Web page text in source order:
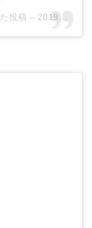
投稿 – 2019年 1月月13日午後7時51分PST